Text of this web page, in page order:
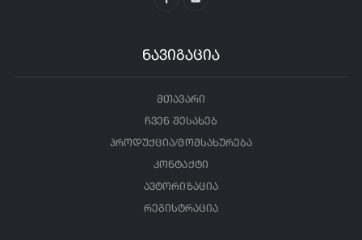
ნავიგაცია
მთავარი
ჩვენ შესახებ
პროდუქცია/მომსახურება
კონტაქტი
ავტორიზაცია
რეგისტრაცია